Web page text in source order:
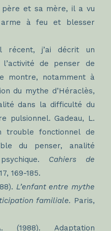
et sa mère, il a vu
à feu et blesser
récent, j’ai décrit un
de penser de
montre, notamment à
du mythe d’Héraclès,
dans la difficulté du
pulsionnel. Gadeau, L.
trouble fonctionnel de
du penser, analité
Cahiers de
169-185.
L’enfant entre mythe
familiale. Paris,
(1988). Adaptation